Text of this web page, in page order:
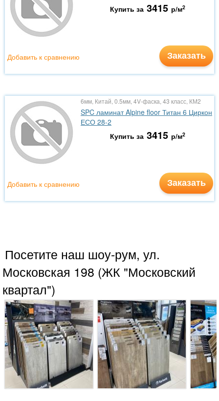
Купить за 3415 р/м2
Заказать
Добавить к сравнению
6мм, Китай, 0.5мм, 4V-фаска, 43 класс, КМ2
SPC ламинат Alpine floor Титан 6 Циркон
ЕСО 28-2
Купить за 3415 р/м2
Заказать
Добавить к сравнению
Посетите наш шоу-рум, ул.
Московская 198 (ЖК "Московский
квартал")